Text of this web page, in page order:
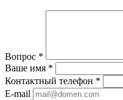
Вопрос *
Ваше имя *
Контактный телефон *
E-mail